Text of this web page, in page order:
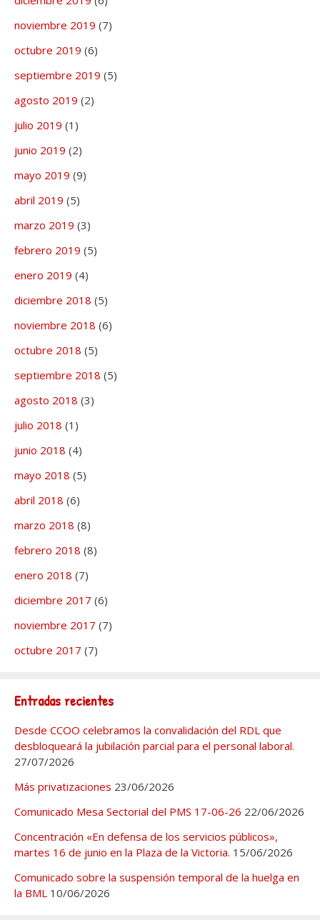
noviembre 2019 (7)
octubre 2019 (6)
septiembre 2019 (5)
agosto 2019 (2)
julio 2019 (1)
junio 2019 (2)
mayo 2019 (9)
abril 2019 (5)
marzo 2019 (3)
febrero 2019 (5)
enero 2019 (4)
diciembre 2018 (5)
noviembre 2018 (6)
octubre 2018 (5)
septiembre 2018 (5)
agosto 2018 (3)
julio 2018 (1)
junio 2018 (4)
mayo 2018 (5)
abril 2018 (6)
marzo 2018 (8)
febrero 2018 (8)
enero 2018 (7)
diciembre 2017 (6)
noviembre 2017 (7)
octubre 2017 (7)
Entradas recientes
Desde CCOO celebramos la convalidación del RDL que
desbloqueará la jubilación parcial para el personal laboral.
27/07/2026
Más privatizaciones 23/06/2026
Comunicado Mesa Sectorial del PMS 17-06-26 22/06/2026
Concentración «En defensa de los servicios públicos»,
martes 16 de junio en la Plaza de la Victoria. 15/06/2026
Comunicado sobre la suspensión temporal de la huelga en
la BML 10/06/2026